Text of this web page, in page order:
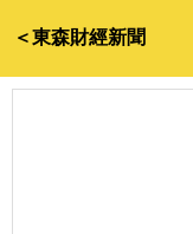
＜東森財經新聞